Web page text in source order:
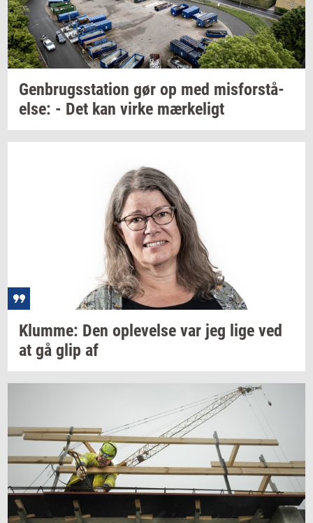
Gen­brugs­sta­tion gør op med mis­for­stå­
el­se: - Det kan virke mær­ke­ligt
Klum­me: Den op­le­vel­se var jeg lige ved
at gå glip af